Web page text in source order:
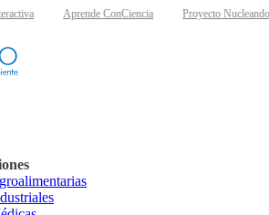
Aprende ConCiencia Proyecto Nucleando